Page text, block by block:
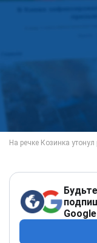
Google